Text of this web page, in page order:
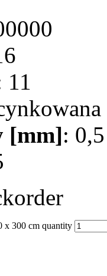
11
[mm]: 0,5
x 300 cm quantity